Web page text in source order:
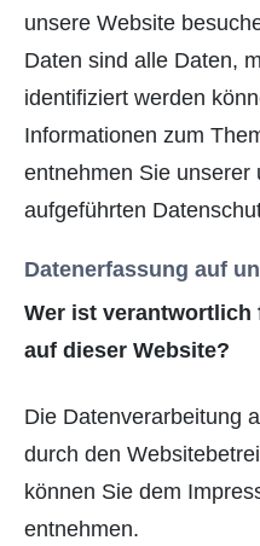
unsere Website
Daten sind alle Daten,
identifiziert werden
Informationen zum
entnehmen Sie unserer
aufgeführten
Datenerfassung auf
Wer ist verantwortlich
auf dieser Website?
Die Datenverarbeitung
durch den
können Sie dem
entnehmen.